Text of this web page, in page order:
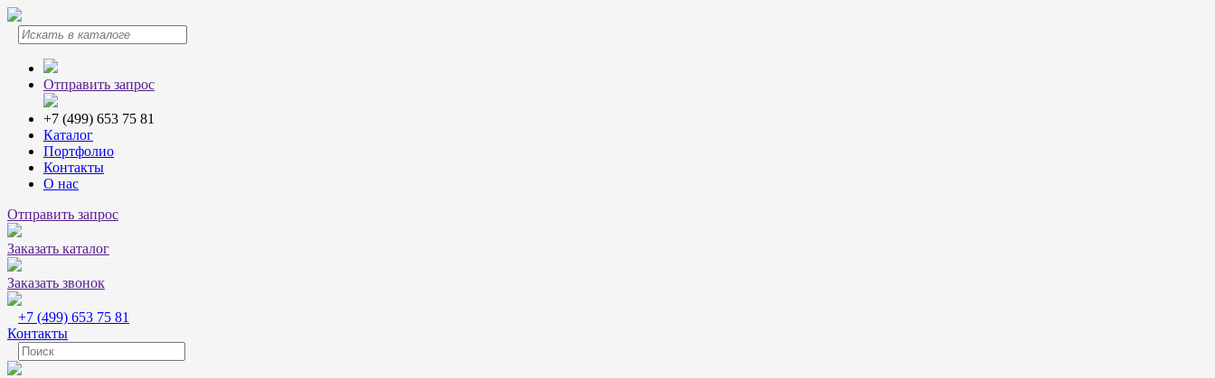
Отправить запрос
+7 (499) 653 75 81
Каталог
Портфолио
Контакты
О нас
Отправить запрос
Заказать каталог
Заказать звонок
+7 (499) 653 75 81
Контакты